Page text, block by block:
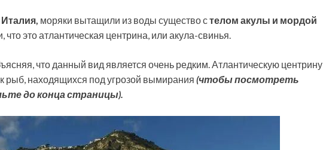
моряки вытащили из воды существо стелом акулы и мордой
это атлантическая центрина, или акула-свинья.
что данный вид является очень редким. Атлантическую центрину
рыб, находящихся под угрозой вымирания (чтобы посмотреть
до конца страницы).